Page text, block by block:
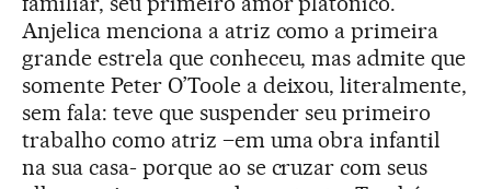
Anjelica menciona a atriz como a primeira
grande estrela que conheceu, mas admite que
somente Peter O’Toole a deixou, literalmente,
sem fala: teve que suspender seu primeiro
trabalho como atriz –em uma obra infantil
na sua casa- porque ao se cruzar com seus